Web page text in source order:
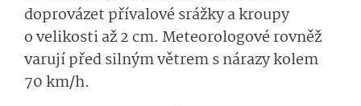
doprovázet přívalové srážky a kroupy
o velikosti až 2 cm. Meteorologové rovněž
varují před silným větrem s nárazy kolem
70 km/h.